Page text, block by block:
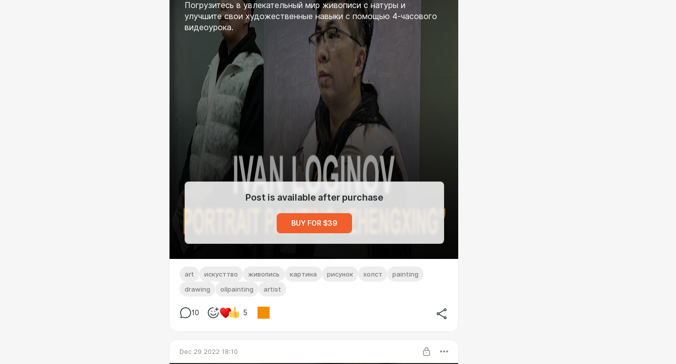
Погрузитесь в увлекательный мир живописи с натуры и
улучшите свои художественные навыки с помощью 4-часового
видеоурока.
Post is available after purchase
BUY FOR $39
art искусттво живопись картина рисунок холст
painting
drawing
oilpainting artist
10 5
Dec 29 2022 18:10